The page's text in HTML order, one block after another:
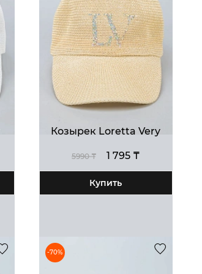
Козырек Loretta Very
5990 ₸ 1 795 ₸
Купить
-70%